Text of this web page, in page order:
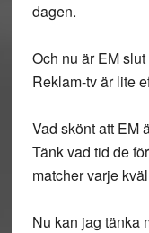
dagen.
Och nu är EM
Reklam-tv är lite
Vad skönt att EM
Tänk vad tid de
matcher varje
Nu kan jag tänka